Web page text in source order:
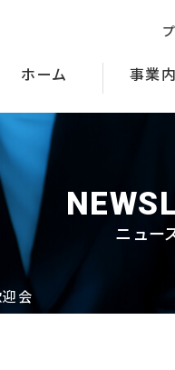
ホーム 事業
ニュー
会